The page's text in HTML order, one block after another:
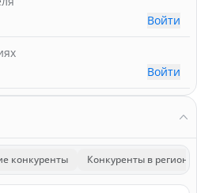
Войти
Войти
конкуренты Конкуренты в регионе